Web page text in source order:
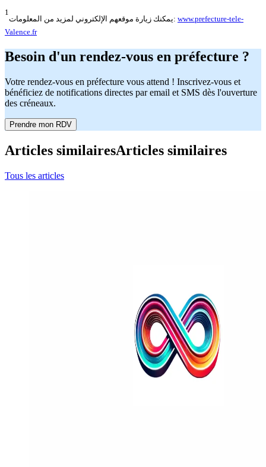
1
يمكنك زيارة موقعهم الإلكتروني لمزيد من المعلومات: www.prefecture-tele-
Valence.fr
Besoin d'un rendez-vous en préfecture ?
Votre rendez-vous en préfecture vous attend ! Inscrivez-vous et
bénéficiez de notifications directes par email et SMS dès l'ouverture
des créneaux.
Prendre mon RDV
Articles similairesArticles similaires
Tous les articles